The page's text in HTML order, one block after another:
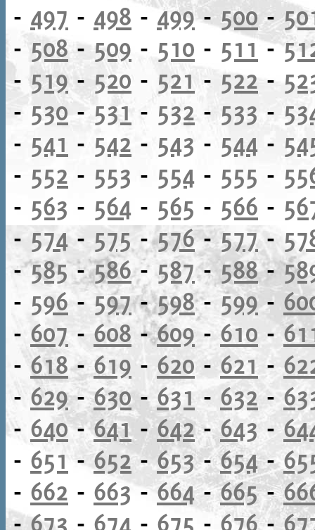
- 497 - 498 -499- 500-
- 508- 509 - 510 - 511-
-519- 520 - 521 - 522 -
- 530- 531 - 532 - 533 -
- 541 - 542 - 543 - 544 -
- 552 - 553 - 554 - 555 -
- 563 - 564 - 565 - 566 -
- 574 - 575-576-577-
-585-586- 587-588-
- 596 - 597-598- 599-
- 607- 608 -609-610 -
-618-619 - 620 - 621 -
- 629-630- 631- 632 -
- 640-641-642-643-
- 651 -652-653-654-
- 662 - 663-664-665-
-673 - 674 - 675 - 676-